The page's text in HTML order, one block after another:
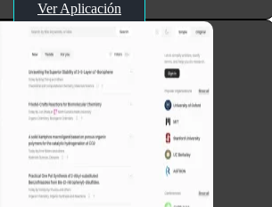
Ver Aplicación